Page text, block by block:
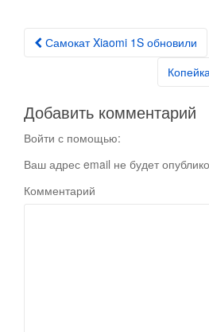
Post navigation
Самокат Xiaomi 1S обновили
Добавить комментарий
Войти с помощью:
Ваш адрес email не будет
Комментарий